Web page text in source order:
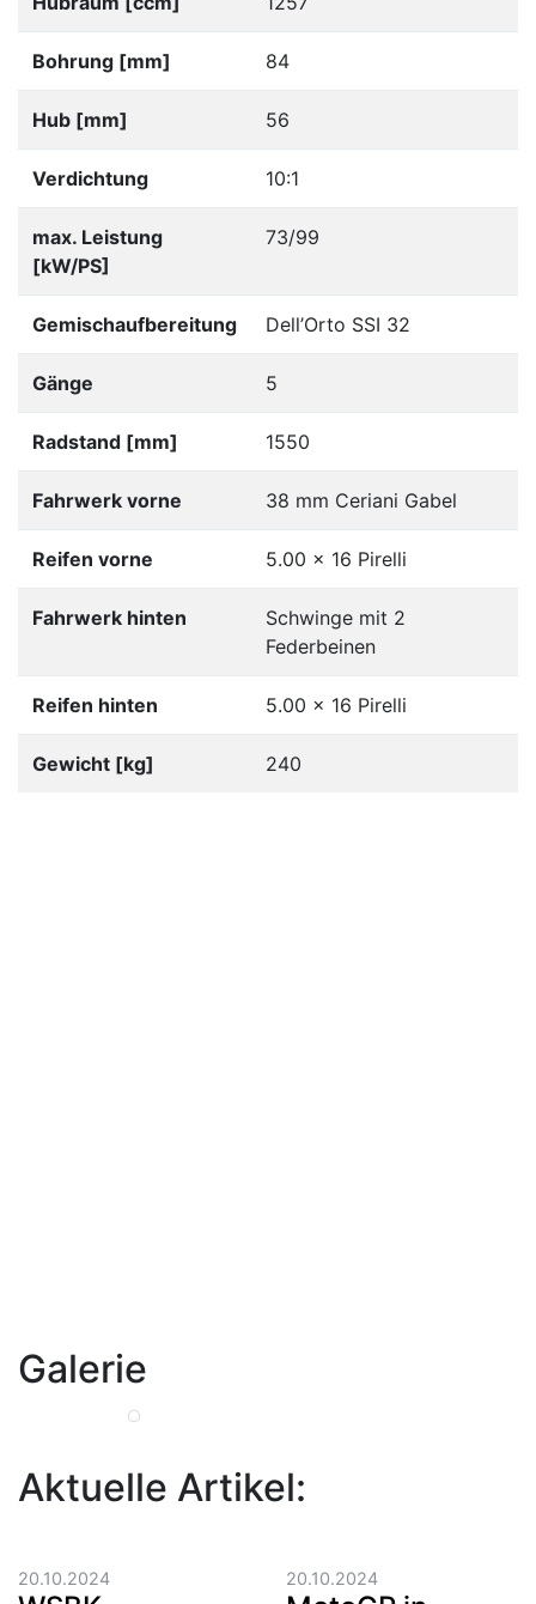
Bohrung [mm] 84
Hub [mm] 56
Verdichtung 10:1
max. Leistung
[kW/PS]
73/99
Gemischaufbereitung Dell’Orto SSI 32
Gänge 5
Radstand [mm] 1550
Fahrwerk vorne 38 mm Ceriani Gabel
Reifen vorne 5.00 x 16 Pirelli
Fahrwerk hinten
Schwinge mit 2
Federbeinen
Reifen hinten 5.00 x 16 Pirelli
Gewicht [kg] 240
Galerie
Aktuelle Artikel:
20.10.2024 20.10.2024